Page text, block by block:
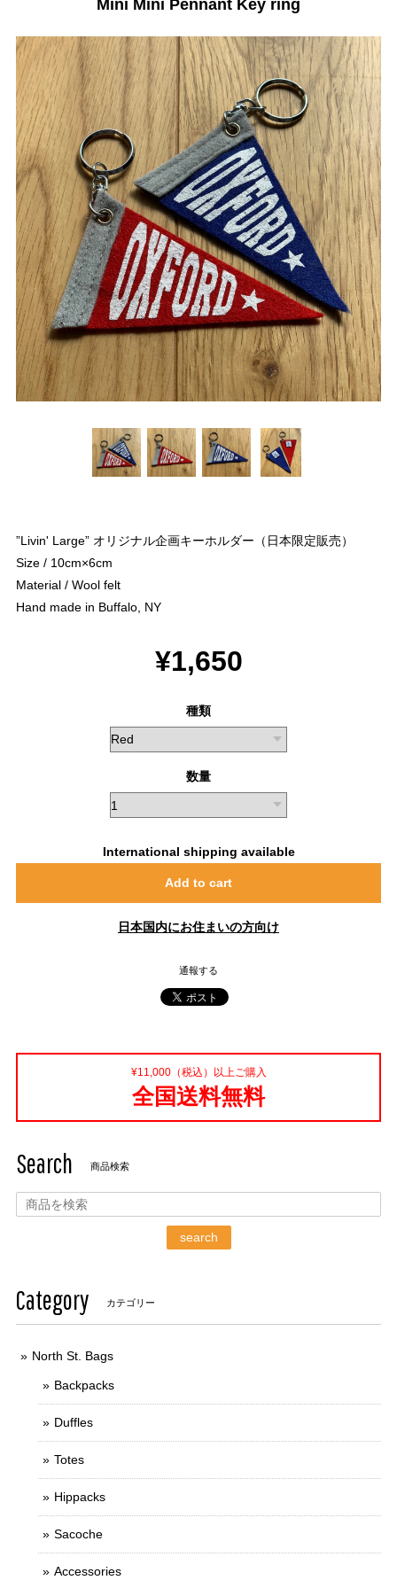
Mini Mini Pennant Key ring
”Livin' Large” オリジナル企画キーホルダー（日本限定販売）
Size / 10cm×6cm
Material / Wool felt
Hand made in Buffalo, NY
¥1,650
種類
数量
International shipping available
Add to cart
日本国内にお住まいの方向け
通報する
¥11,000（税込）以上ご購入
全国送料無料
Search 商品検索
search
Category カテゴリー
North St. Bags
Backpacks
Duffles
Totes
Hippacks
Sacoche
Accessories